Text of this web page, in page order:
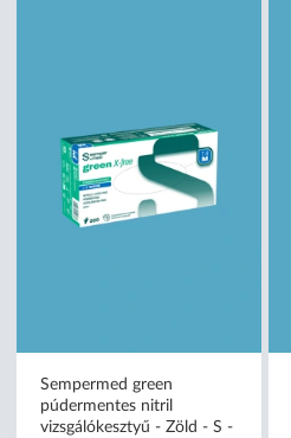
Sempermed green
púdermentes nitril
vizsgálókesztyű - Zöld - S -